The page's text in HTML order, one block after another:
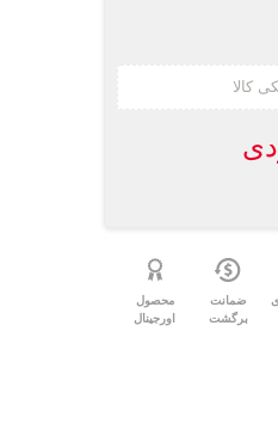
ضمانت
برگشت
محصول
اورجینال